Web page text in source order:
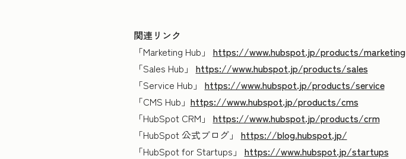
関連リンク
「Marketing Hub」 https://www.hubspot.jp/products/marketing
「Sales Hub」 https://www.hubspot.jp/products/sales
「Service Hub」 https://www.hubspot.jp/products/service
「CMS Hub」 https://www.hubspot.jp/products/cms
「HubSpot CRM」 https://www.hubspot.jp/products/crm
「HubSpot 公式ブログ」 https://blog.hubspot.jp/
「HubSpot for Startups」 https://www.hubspot.jp/startups